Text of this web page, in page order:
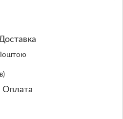
Поштою
Оплата